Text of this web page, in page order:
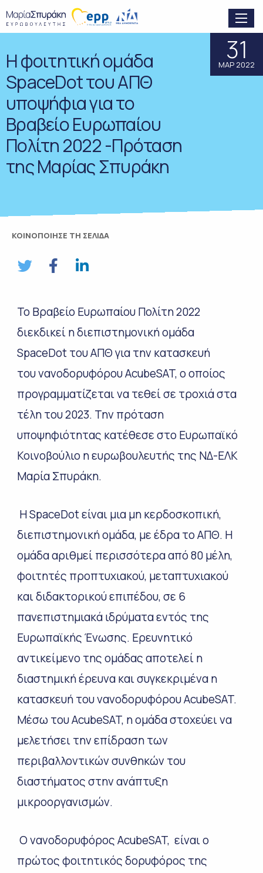
Η φοιτητική ομάδα
SpaceDot του ΑΠΘ
υποψήφια για το
Βραβείο Ευρωπαίου
Πολίτη 2022 -Πρόταση
της Μαρίας Σπυράκη
31
ΜΑΡ 2022
Το Βραβείο Ευρωπαίου Πολίτη 2022
διεκδικεί η διεπιστημονική ομάδα
SpaceDot του ΑΠΘ για την κατασκευή
του νανοδορυφόρου AcubeSAT, ο οποίος
προγραμματίζεται να τεθεί σε τροχιά στα
τέλη του 2023. Την πρόταση
υποψηφιότητας κατέθεσε στο Ευρωπαϊκό
Κοινοβούλιο η ευρωβουλευτής της ΝΔ-ΕΛΚ
Μαρία Σπυράκη.
Η SpaceDot είναι μια μη κερδοσκοπική,
διεπιστημονική ομάδα, με έδρα το ΑΠΘ. Η
ομάδα αριθμεί περισσότερα από 80 μέλη,
φοιτητές προπτυχιακού, μεταπτυχιακού
και διδακτορικού επιπέδου, σε 6
πανεπιστημιακά ιδρύματα εντός της
Ευρωπαϊκής Ένωσης. Ερευνητικό
αντικείμενο της ομάδας αποτελεί η
διαστημική έρευνα και συγκεκριμένα η
κατασκευή του νανοδορυφόρου AcubeSAT.
Μέσω του AcubeSAT, η ομάδα στοχεύει να
μελετήσει την επίδραση των
περιβαλλοντικών συνθηκών του
διαστήματος στην ανάπτυξη
μικροοργανισμών.
Ο νανοδορυφόρος AcubeSAT, είναι ο
πρώτος φοιτητικός δορυφόρος της
ΚΟΙΝΟΠΟΙΗΣΕ ΤΗ ΣΕΛΙΔΑ